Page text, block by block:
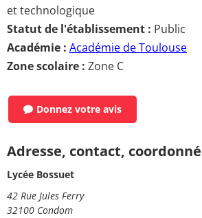
et technologique
Statut de l'établissement : Public
Académie : Académie de Toulouse
Zone scolaire : Zone C
Donnez votre avis
Adresse, contact,
Lycée Bossuet
42 Rue Jules Ferry
32100 Condom